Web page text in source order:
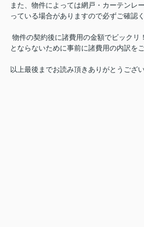
また、物件によっては網戸・カーテンレ
っている場合がありますので必ずご確認
物件の契約後に諸費用の金額でビックリ
とならないために事前に諸費用の内訳を
以上最後までお読み頂きありがとうござい